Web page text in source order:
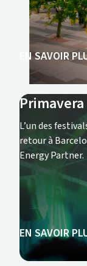
EN SAVOIR
L’un des
retour à
Energy Partner.
EN SAVOIR